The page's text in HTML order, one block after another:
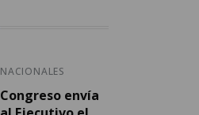
NACIONALES
Congreso envía